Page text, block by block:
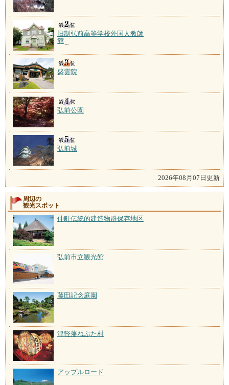
旧制弘前高等学校外国人教師
館
盛雲院
弘前公園
弘前城
2026年08月07日更新
周辺の
観光スポット
仲町伝統的建造物群保存地区
弘前市立観光館
藤田記念庭園
津軽藩ねぷた村
アップルロード